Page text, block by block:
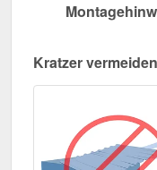
Kratzer vermeiden